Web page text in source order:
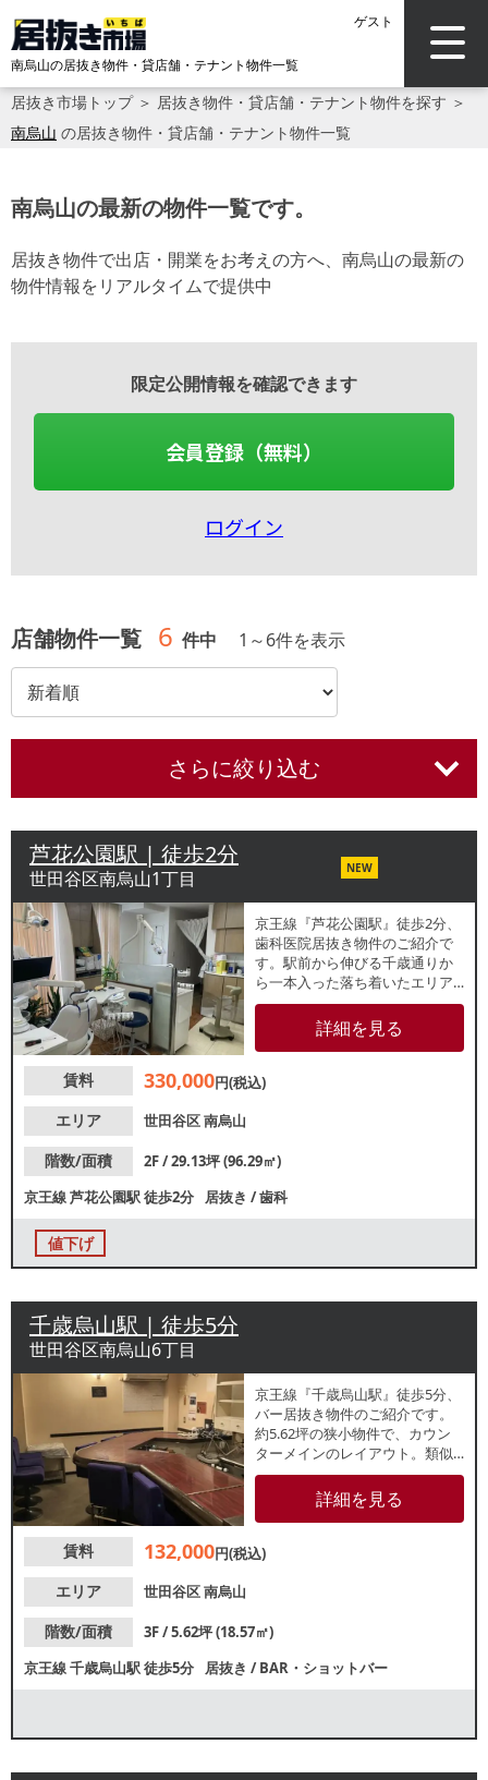
ゲスト
南烏山の居抜き物件・貸店舗・テナント物件一覧
居抜き市場トップ＞ 居抜き物件・貸店舗・テナント物件を探す ＞
南烏山 の居抜き物件・貸店舗・テナント物件一覧
南烏山の最新の物件一覧です。
居抜き物件で出店・開業をお考えの方へ、南烏山の最新の
物件情報をリアルタイムで提供中
限定公開情報を確認できます
会員登録（無料）
ログイン
店舗物件一覧 6 件中 1 ～6件を表示
さらに絞り込む
芦花公園駅 | 徒歩2分
世田谷区南烏山1丁目 NEW
京王線『芦花公園駅』徒歩2分、
歯科医院居抜き物件のご紹介で
す。駅前から伸びる千歳通りか
ら一本入った落ち着いたエリア
に位置しています。周辺は中高
マンションや戸建てなど住居が
多く、地域に根差した営業をお
件等、お気軽にお問合せくださ
詳細を見る
賃料 330,000円(税込)
エリア
世田谷区南烏山
階数/面積
2F / 29.13坪 (96.29㎡)
京王線芦花公園駅徒歩2分 居抜き /歯科
値下げ
千歳烏山駅 | 徒歩5分
世田谷区南烏山6丁目
京王線『千歳烏山駅』徒歩5分、
バー居抜き物件のご紹介です。
約5.62坪の狭小物件で、カウン
ターメインのレイアウト。類似
業態ご希望の方におすすめで
す。他区画でもスナックやバー
が営業するビル内の最上階テナ
できます。諸条件等、お気軽に
詳細を見る
賃料 132,000円(税込)
エリア
世田谷区南烏山
階数/面積
3F / 5.62坪 (18.57㎡)
京王線千歳烏山駅徒歩5分 居抜き /BAR・ショットバー